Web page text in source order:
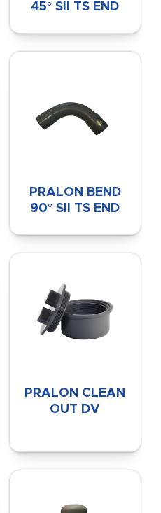
45° SII TS END
PRALON BEND
90° SII TS END
PRALON CLEAN
OUT DV